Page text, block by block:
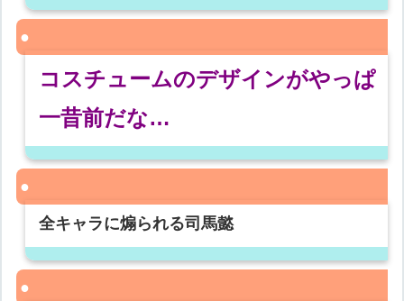
コスチュームのデザインがやっぱ
一昔前だな…
全キャラに煽られる司馬懿